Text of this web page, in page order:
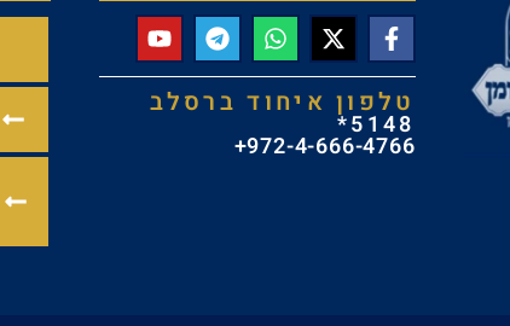
טלפון איחוד ברסלב
5148*
972-4-666-4766+